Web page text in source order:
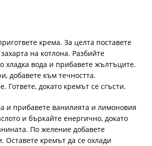
крема. За целта поставете
на котлона. Разбийте
хладка вода и прибавете жълтъците.
добавете към течността.
Гответе, докато кремът се сгъсти.
и прибавете ванилията и лимоновия
и бъркайте енергично, докато
По желение добавете
Оставете кремът да се охлади